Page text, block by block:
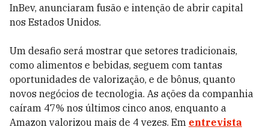
InBev, anunciaram fusão e intenção de abrir capital
nos Estados Unidos.
Um desafio será mostrar que setores tradicionais,
como alimentos e bebidas, seguem com tantas
oportunidades de valorização, e de bônus, quanto
novos negócios de tecnologia. As ações da companhia
caíram 47% nos últimos cinco anos, enquanto a
Amazon valorizou mais de 4 vezes. Em entrevista